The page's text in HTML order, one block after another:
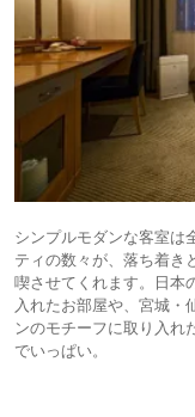
シンプルモダンな客室は
ティの数々が、落ち着き
喫させてくれます。日本
入れたお部屋や、宮城・
ンのモチーフに取り入れ
でいっぱい。